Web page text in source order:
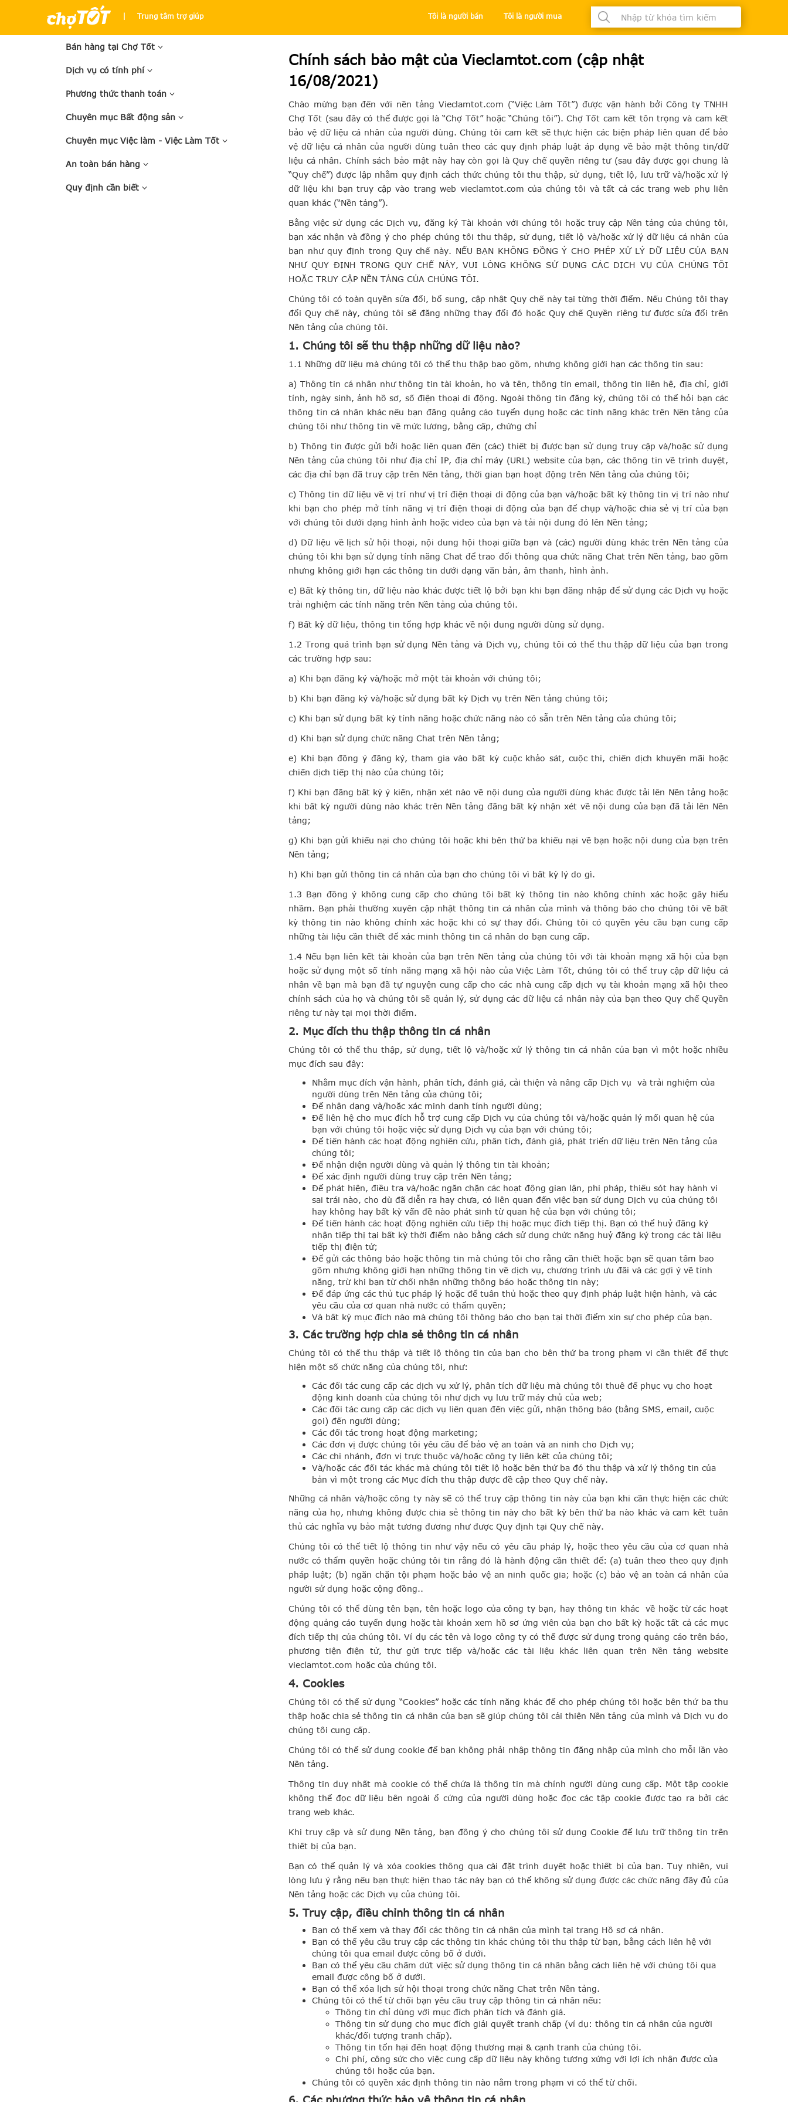
Trung tâm trợ giúp Tôi là người bán Tôi là người mua
Bán hàng tại Chợ Tốt
Dịch vụ có tính phí
Phương thức thanh toán
Chuyên mục Bất động sản
Chuyên mục Việc làm - Việc Làm Tốt
An toàn bán hàng
Quy định cần biết
Chính sách bảo mật của Vieclamtot.com (cập nhật
16/08/2021)
Chào mừng bạn đến với nền tảng Vieclamtot.com (“Việc Làm Tốt”) được vận hành bởi Công ty TNHH
Chợ Tốt (sau đây có thể được gọi là “Chợ Tốt” hoặc “Chúng tôi”). Chợ Tốt cam kết tôn trọng và cam kết
bảo vệ dữ liệu cá nhân của người dùng. Chúng tôi cam kết sẽ thực hiện các biện pháp liên quan để bảo
vệ dữ liệu cá nhân của người dùng tuân theo các quy định pháp luật áp dụng về bảo mật thông tin/dữ
liệu cá nhân. Chính sách bảo mật này hay còn gọi là Quy chế quyền riêng tư (sau đây được gọi chung là
“Quy chế”) được lập nhằm quy định cách thức chúng tôi thu thập, sử dụng, tiết lộ, lưu trữ và/hoặc xử lý
dữ liệu khi bạn truy cập vào trang web vieclamtot.com của chúng tôi và tất cả các trang web phụ liên
quan khác (“Nền tảng”).
Bằng việc sử dụng các Dịch vụ, đăng ký Tài khoản với chúng tôi hoặc truy cập Nền tảng của chúng tôi,
bạn xác nhận và đồng ý cho phép chúng tôi thu thập, sử dụng, tiết lộ và/hoặc xử lý dữ liệu cá nhân của
bạn như quy định trong Quy chế này. NẾU BẠN KHÔNG ĐỒNG Ý CHO PHÉP XỬ LÝ DỮ LIỆU CỦA BẠN
NHƯ QUY ĐỊNH TRONG QUY CHẾ NÀY, VUI LÒNG KHÔNG SỬ DỤNG CÁC DỊCH VỤ CỦA CHÚNG TÔI
HOẶC TRUY CẬP NỀN TẢNG CỦA CHÚNG TÔI.
Chúng tôi có toàn quyền sửa đổi, bổ sung, cập nhật Quy chế này tại từng thời điểm. Nếu Chúng tôi thay
đổi Quy chế này, chúng tôi sẽ đăng những thay đổi đó hoặc Quy chế Quyền riêng tư được sửa đổi trên
Nền tảng của chúng tôi.
1. Chúng tôi sẽ thu thập những dữ liệu nào?
1.1 Những dữ liệu mà chúng tôi có thể thu thập bao gồm, nhưng không giới hạn các thông tin sau:
a) Thông tin cá nhân như thông tin tài khoản, họ và tên, thông tin email, thông tin liên hệ, địa chỉ, giới
tính, ngày sinh, ảnh hồ sơ, số điện thoại di động. Ngoài thông tin đăng ký, chúng tôi có thể hỏi bạn các
thông tin cá nhân khác nếu bạn đăng quảng cáo tuyển dụng hoặc các tính năng khác trên Nền tảng của
chúng tôi như thông tin về mức lương, bằng cấp, chứng chỉ
b) Thông tin được gửi bởi hoặc liên quan đến (các) thiết bị được bạn sử dụng truy cập và/hoặc sử dụng
Nền tảng của chúng tôi như địa chỉ IP, địa chỉ máy (URL) website của bạn, các thông tin về trình duyệt,
các địa chỉ bạn đã truy cập trên Nền tảng, thời gian bạn hoạt động trên Nền tảng của chúng tôi;
c) Thông tin dữ liệu về vị trí như vị trí điện thoại di động của bạn và/hoặc bất kỳ thông tin vị trí nào như
khi bạn cho phép mở tính năng vị trí điện thoại di động của bạn để chụp và/hoặc chia sẻ vị trí của bạn
với chúng tôi dưới dạng hình ảnh hoặc video của bạn và tải nội dung đó lên Nền tảng;
d) Dữ liệu về lịch sử hội thoại, nội dung hội thoại giữa bạn và (các) người dùng khác trên Nền tảng của
chúng tôi khi bạn sử dụng tính năng Chat để trao đổi thông qua chức năng Chat trên Nền tảng, bao gồm
nhưng không giới hạn các thông tin dưới dạng văn bản, âm thanh, hình ảnh.
e) Bất kỳ thông tin, dữ liệu nào khác được tiết lộ bởi bạn khi bạn đăng nhập để sử dụng các Dịch vụ hoặc
trải nghiệm các tính năng trên Nền tảng của chúng tôi.
f) Bất kỳ dữ liệu, thông tin tổng hợp khác về nội dung người dùng sử dụng.
1.2 Trong quá trình bạn sử dụng Nền tảng và Dịch vụ, chúng tôi có thể thu thập dữ liệu của bạn trong
các trường hợp sau:
a) Khi bạn đăng ký và/hoặc mở một tài khoản với chúng tôi;
b) Khi bạn đăng ký và/hoặc sử dụng bất kỳ Dịch vụ trên Nền tảng chúng tôi;
c) Khi bạn sử dụng bất kỳ tính năng hoặc chức năng nào có sẵn trên Nền tảng của chúng tôi;
d) Khi bạn sử dụng chức năng Chat trên Nền tảng;
e) Khi bạn đồng ý đăng ký, tham gia vào bất kỳ cuộc khảo sát, cuộc thi, chiến dịch khuyến mãi hoặc
chiến dịch tiếp thị nào của chúng tôi;
f) Khi bạn đăng bất kỳ ý kiến, nhận xét nào về nội dung của người dùng khác được tải lên Nền tảng hoặc
khi bất kỳ người dùng nào khác trên Nền tảng đăng bất kỳ nhận xét về nội dung của bạn đã tải lên Nền
tảng;
g) Khi bạn gửi khiếu nại cho chúng tôi hoặc khi bên thứ ba khiếu nại về bạn hoặc nội dung của bạn trên
Nền tảng;
h) Khi bạn gửi thông tin cá nhân của bạn cho chúng tôi vì bất kỳ lý do gì.
1.3 Bạn đồng ý không cung cấp cho chúng tôi bất kỳ thông tin nào không chính xác hoặc gây hiểu
nhầm. Bạn phải thường xuyên cập nhật thông tin cá nhân của mình và thông báo cho chúng tôi về bất
kỳ thông tin nào không chính xác hoặc khi có sự thay đổi. Chúng tôi có quyền yêu cầu bạn cung cấp
những tài liệu cần thiết để xác minh thông tin cá nhân do bạn cung cấp.
1.4 Nếu bạn liên kết tài khoản của bạn trên Nền tảng của chúng tôi với tài khoản mạng xã hội của bạn
hoặc sử dụng một số tính năng mạng xã hội nào của Việc Làm Tốt, chúng tôi có thể truy cập dữ liệu cá
nhân về bạn mà bạn đã tự nguyện cung cấp cho các nhà cung cấp dịch vụ tài khoản mạng xã hội theo
chính sách của họ và chúng tôi sẽ quản lý, sử dụng các dữ liệu cá nhân này của bạn theo Quy chế Quyền
riêng tư này tại mọi thời điểm.
2. Mục đích thu thập thông tin cá nhân
Chúng tôi có thể thu thập, sử dụng, tiết lộ và/hoặc xử lý thông tin cá nhân của bạn vì một hoặc nhiều
mục đích sau đây:
Nhằm mục đích vận hành, phân tích, đánh giá, cải thiện và nâng cấp Dịch vụ và trải nghiệm của
người dùng trên Nền tảng của chúng tôi;
Để nhận dạng và/hoặc xác minh danh tính người dùng;
Để liên hệ cho mục đích hỗ trợ cung cấp Dịch vụ của chúng tôi và/hoặc quản lý mối quan hệ của
bạn với chúng tôi hoặc việc sử dụng Dịch vụ của bạn với chúng tôi;
Để tiến hành các hoạt động nghiên cứu, phân tích, đánh giá, phát triển dữ liệu trên Nền tảng của
chúng tôi;
Để nhận diện người dùng và quản lý thông tin tài khoản;
Để xác định người dùng truy cập trên Nền tảng;
Để phát hiện, điều tra và/hoặc ngăn chặn các hoạt động gian lận, phi pháp, thiếu sót hay hành vi
sai trái nào, cho dù đã diễn ra hay chưa, có liên quan đến việc bạn sử dụng Dịch vụ của chúng tôi
hay không hay bất kỳ vấn đề nào phát sinh từ quan hệ của bạn với chúng tôi;
Để tiến hành các hoạt động nghiên cứu tiếp thị hoặc mục đích tiếp thị. Bạn có thể huỷ đăng ký
nhận tiếp thị tại bất kỳ thời điểm nào bằng cách sử dụng chức năng huỷ đăng ký trong các tài liệu
tiếp thị điện tử;
Để gửi các thông báo hoặc thông tin mà chúng tôi cho rằng cần thiết hoặc bạn sẽ quan tâm bao
gồm nhưng không giới hạn những thông tin về dịch vụ, chương trình ưu đãi và các gợi ý về tính
năng, trừ khi bạn từ chối nhận những thông báo hoặc thông tin này;
Để đáp ứng các thủ tục pháp lý hoặc để tuân thủ hoặc theo quy định pháp luật hiện hành, và các
yêu cầu của cơ quan nhà nước có thẩm quyền;
Và bất kỳ mục đích nào mà chúng tôi thông báo cho bạn tại thời điểm xin sự cho phép của bạn.
3. Các trường hợp chia sẻ thông tin cá nhân
Chúng tôi có thể thu thập và tiết lộ thông tin của bạn cho bên thứ ba trong phạm vi cần thiết để thực
hiện một số chức năng của chúng tôi, như:
Các đối tác cung cấp các dịch vụ xử lý, phân tích dữ liệu mà chúng tôi thuê để phục vụ cho hoạt
động kinh doanh của chúng tôi như dịch vụ lưu trữ máy chủ của web;
Các đối tác cung cấp các dịch vụ liên quan đến việc gửi, nhận thông báo (bằng SMS, email, cuộc
gọi) đến người dùng;
Các đối tác trong hoạt động marketing;
Các đơn vị được chúng tôi yêu cầu để bảo vệ an toàn và an ninh cho Dịch vụ;
Các chi nhánh, đơn vị trực thuộc và/hoặc công ty liên kết của chúng tôi;
Và/hoặc các đối tác khác mà chúng tôi tiết lộ hoặc bên thứ ba đó thu thập và xử lý thông tin của
bản vì một trong các Mục đích thu thập được đề cập theo Quy chế này.
Những cá nhân và/hoặc công ty này sẽ có thể truy cập thông tin này của bạn khi cần thực hiện các chức
năng của họ, nhưng không được chia sẻ thông tin này cho bất kỳ bên thứ ba nào khác và cam kết tuân
thủ các nghĩa vụ bảo mật tương đương như được Quy định tại Quy chế này.
Chúng tôi có thể tiết lộ thông tin như vậy nếu có yêu cầu pháp lý, hoặc theo yêu cầu của cơ quan nhà
nước có thẩm quyền hoặc chúng tôi tin rằng đó là hành động cần thiết để: (a) tuân theo theo quy định
pháp luật; (b) ngăn chặn tội phạm hoặc bảo vệ an ninh quốc gia; hoặc (c) bảo vệ an toàn cá nhân của
người sử dụng hoặc cộng đồng..
Chúng tôi có thể dùng tên bạn, tên hoặc logo của công ty bạn, hay thông tin khác về hoặc từ các hoạt
động quảng cáo tuyển dụng hoặc tài khoản xem hồ sơ ứng viên của bạn cho bất kỳ hoặc tất cả các mục
đích tiếp thị của chúng tôi. Ví dụ các tên và logo công ty có thể được sử dụng trong quảng cáo trên báo,
phương tiện điện tử, thư gửi trực tiếp và/hoặc các tài liệu khác liên quan trên Nền tảng website
vieclamtot.com hoặc của chúng tôi.
4. Cookies
Chúng tôi có thể sử dụng “Cookies” hoặc các tính năng khác để cho phép chúng tôi hoặc bên thứ ba thu
thập hoặc chia sẻ thông tin cá nhân của bạn sẽ giúp chúng tôi cải thiện Nền tảng của mình và Dịch vụ do
chúng tôi cung cấp.
Chúng tôi có thể sử dụng cookie để bạn không phải nhập thông tin đăng nhập của mình cho mỗi lần vào
Nền tảng.
Thông tin duy nhất mà cookie có thể chứa là thông tin mà chính người dùng cung cấp. Một tập cookie
không thể đọc dữ liệu bên ngoài ổ cứng của người dùng hoặc đọc các tập cookie được tạo ra bởi các
trang web khác.
Khi truy cập và sử dụng Nền tảng, bạn đồng ý cho chúng tôi sử dụng Cookie để lưu trữ thông tin trên
thiết bị của bạn.
Bạn có thể quản lý và xóa cookies thông qua cài đặt trình duyệt hoặc thiết bị của bạn. Tuy nhiên, vui
lòng lưu ý rằng nếu bạn thực hiện thao tác này bạn có thể không sử dụng được các chức năng đầy đủ của
Nền tảng hoặc các Dịch vụ của chúng tôi.
5. Truy cập, điều chỉnh thông tin cá nhân
Bạn có thể xem và thay đổi các thông tin cá nhân của mình tại trang Hồ sơ cá nhân.
Bạn có thể yêu cầu truy cập các thông tin khác chúng tôi thu thập từ bạn, bằng cách liên hệ với
chúng tôi qua email được công bố ở dưới.
Bạn có thể yêu cầu chấm dứt việc sử dụng thông tin cá nhân bằng cách liên hệ với chúng tôi qua
email được công bố ở dưới.
Bạn có thể xóa lịch sử hội thoại trong chức năng Chat trên Nền tảng.
Chúng tôi có thể từ chối bạn yêu cầu truy cập thông tin cá nhân nếu:
Thông tin chỉ dùng với mục đích phân tích và đánh giá.
Thông tin sử dụng cho mục đích giải quyết tranh chấp (ví dụ: thông tin cá nhân của người
khác/đối tượng tranh chấp).
Thông tin tổn hại đến hoạt động thương mại & cạnh tranh của chúng tôi.
Chi phí, công sức cho việc cung cấp dữ liệu này không tương xứng với lợi ích nhận được của
chúng tôi hoặc của bạn.
Chúng tôi có quyền xác định thông tin nào nằm trong phạm vi có thể từ chối.